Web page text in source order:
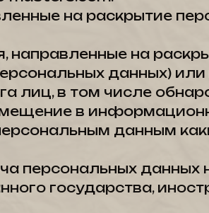
на раскрытие
направленные на
данных) или
лиц, в том числе
в
данным
персональных данных
государства,